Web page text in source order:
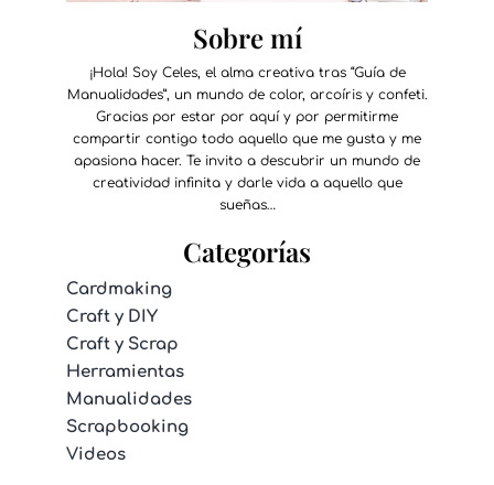
Sobre mí
¡Hola! Soy Celes, el alma creativa tras “Guía de
Manualidades”, un mundo de color, arcoíris y confeti.
Gracias por estar por aquí y por permitirme
compartir contigo todo aquello que me gusta y me
apasiona hacer. Te invito a descubrir un mundo de
creatividad infinita y darle vida a aquello que
sueñas…
Categorías
Cardmaking
Craft y DIY
Craft y Scrap
Herramientas
Manualidades
Scrapbooking
Videos